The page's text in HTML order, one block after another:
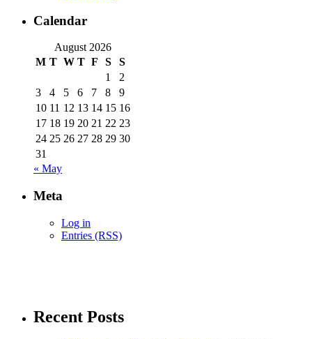
Calendar
August 2026
M T W T F S
S
1
2
3
4 5 6 7 8
9
10 11 12 13 14 15 16
17 18 19 20 21 22 23
24 25 26 27 28 29 30
31
« May
Meta
Log in
Entries (RSS)
Recent Posts